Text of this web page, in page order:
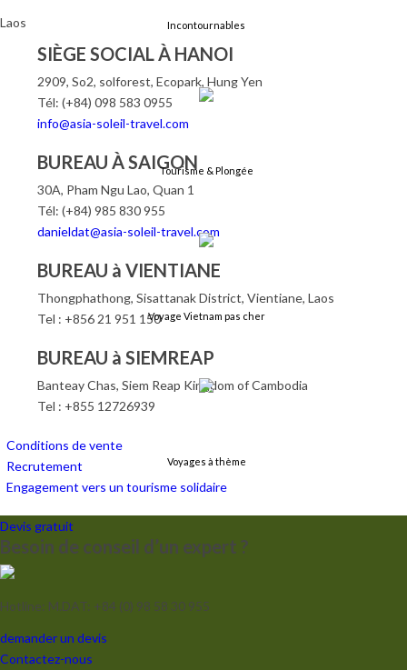
Incontournables
Tourisme & Plongée
Voyage Vietnam pas cher
Voyages à thème
Croisières
Laos
SIÈGE SOCIAL À HANOI
2909, So2, solforest, Ecopark, Hung Yen
Tél: (+84) 098 583 0955
info@asia-soleil-travel.com
BUREAU À SAIGON
30A, Pham Ngu Lao, Quan 1
Tél: (+84) 985 830 955
danieldat@asia-soleil-travel.com
BUREAU à VIENTIANE
Thongphathong, Sisattanak District, Vientiane, Laos
Tel : +856 21 951 150
BUREAU à SIEMREAP
Banteay Chas, Siem Reap Kingdom of Cambodia
Tel : +855 12726939
Conditions de vente
Recrutement
Engagement vers un tourisme solidaire
Devis gratuit
Besoin de conseil d’un expert ?
Hotline: M.DAT: +84 (0) 98 58 30 955
demander un devis
Contactez-nous